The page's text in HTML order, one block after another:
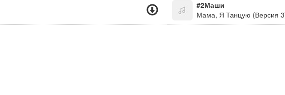
#2Маши
Мама, Я Танцую (Версия